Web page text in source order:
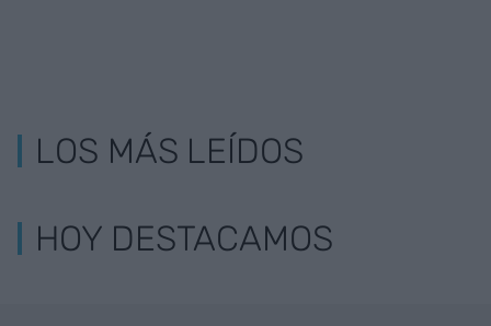
LOS MÁS LEÍDOS
HOY DESTACAMOS